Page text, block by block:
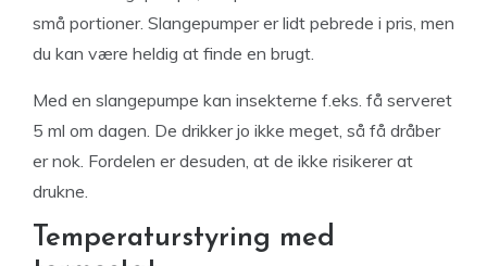
små portioner. Slangepumper er lidt pebrede i pris, men
du kan være heldig at finde en brugt.
Med en slangepumpe kan insekterne f.eks. få serveret
5 ml om dagen. De drikker jo ikke meget, så få dråber
er nok. Fordelen er desuden, at de ikke risikerer at
drukne.
Temperaturstyring med